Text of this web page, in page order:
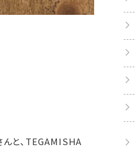
んと、TEGAMISHA